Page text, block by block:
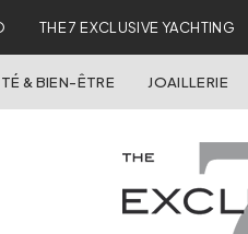
THE 7 EXCLUSIVE YACHTING
& BIEN-ÊTRE JOAILLERIE